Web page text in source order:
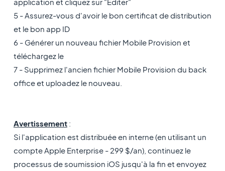
5 - Assurez-vous d'avoir le bon certificat de distribution
et le bon app ID
6 - Générer un nouveau fichier Mobile Provision et
téléchargez le
7 - Supprimez l'ancien fichier Mobile Provision du back
office et uploadez le nouveau.
Avertissement:
Si l'application est distribuée en interne (en utilisant un
compte Apple Enterprise - 299 $/an), continuez le
processus de soumission iOS jusqu'à la fin et envoyez